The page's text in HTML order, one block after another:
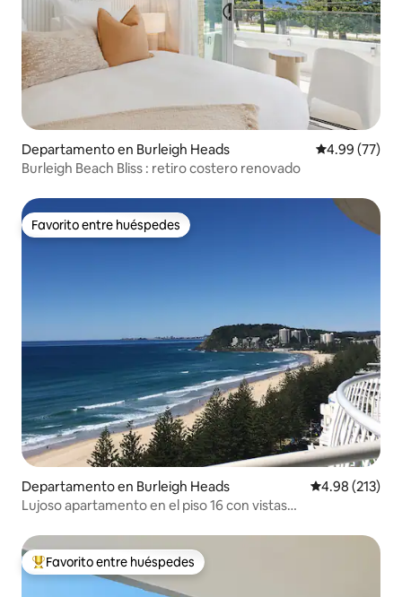
Departamento en Burleigh Heads Calificación
4.99 (77)
Burleigh Beach Bliss : retiro costero renovado
Favorito entre huéspedes
Favorito entre huéspedes
Departamento en Burleigh Heads Calificación
4.98 (213)
Lujoso apartamento en el piso 16 con vistas
De los mejores en Favorito entre huéspedes
Favorito entre huéspedes